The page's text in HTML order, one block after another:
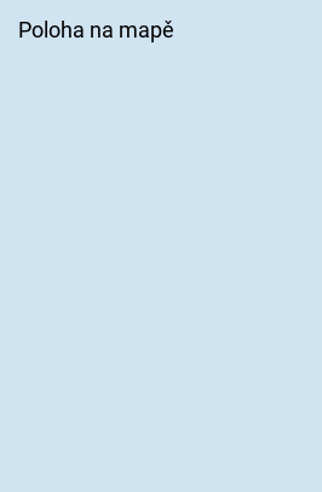
Poloha na mapě